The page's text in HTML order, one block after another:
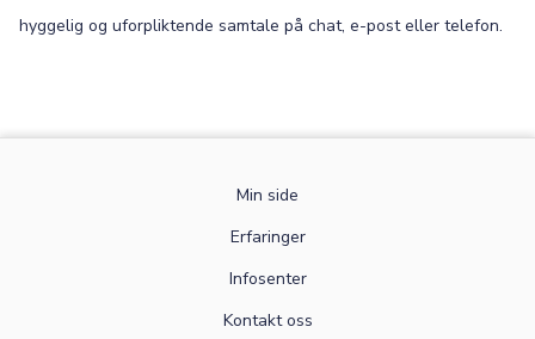
hyggelig og uforpliktende samtale på chat, e-post eller telefon.
Min side
Erfaringer
Infosenter
Kontakt oss